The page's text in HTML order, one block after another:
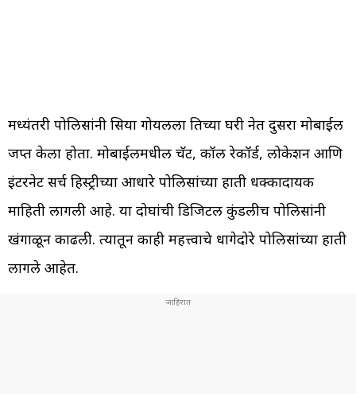
मध्यंतरी पोलिसांनी सिया गोयलला तिच्या घरी नेत दुसरा मोबाईल
जप्त केला होता. मोबाईलमधील चॅट, कॉल रेकॉर्ड, लोकेशन आणि
इंटरनेट सर्च हिस्ट्रीच्या आधारे पोलिसांच्या हाती धक्कादायक
माहिती लागली आहे. या दोघांची डिजिटल कुंडलीच पोलिसांनी
खंगाळून काढली. त्यातून काही महत्त्वाचे धागेदोरे पोलिसांच्या हाती
लागले आहेत.